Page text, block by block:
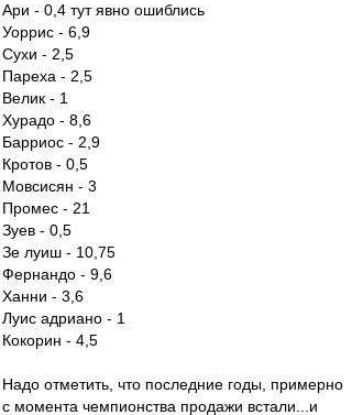
Ари - 0,4 тут явно ошиблись
Уоррис - 6,9
Сухи - 2,5
Пареха - 2,5
Велик - 1
Хурадо - 8,6
Барриос - 2,9
Кротов - 0,5
Мовсисян - 3
Промес - 21
Зуев - 0,5
Зе луиш - 10,75
Фернандо - 9,6
Ханни - 3,6
Луис адриано - 1
Кокорин - 4,5
Надо отметить, что последние годы, примерно
с момента чемпионства продажи встали...и